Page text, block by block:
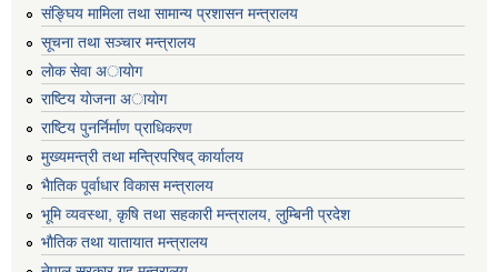
संङ्घिय मामिला तथा सामान्य प्रशासन मन्त्रालय
सूचना तथा सञ्चार मन्त्रालय
लाेक सेवा अायाेग
राष्टिय याेजना अायाेग
राष्टिय पुनर्निर्माण प्राधिकरण
मुख्यमन्त्री तथा मन्त्रिपरिषद् कार्यालय
भैातिक पूर्वाधार विकास मन्त्रालय
भूमि व्यवस्था, कृषि तथा सहकारी मन्त्रालय, लु्म्बिनी प्रदेश
भाैतिक तथा यातायात मन्त्रालय